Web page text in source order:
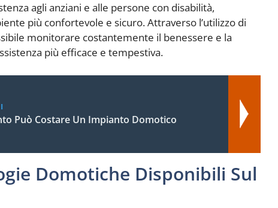
agli anziani e alle persone con disabilità,
più confortevole e sicuro. Attraverso l’utilizzo di
monitorare costantemente il benessere e la
più efficace e tempestiva.
Può Costare Un Impianto Domotico
Domotiche Disponibili Sul